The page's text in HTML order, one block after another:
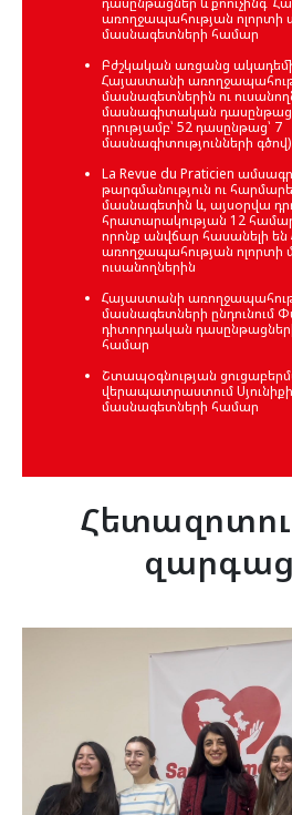
առողջապահության ոլորտի
մասնագետների համար
Բժշկական առցանց
Հայաստանի
մասնագետներին ու
մասնագիտական
դրությամբ՝ 52 դասընթաց՝ 7
մասնագիտությունների գծով)
La Revue du Praticien
թարգմանություն ու
մասնագետին և, այսօրվա
հրատարակության 12
որոնք անվճար հասանելի
առողջապահության ոլորտի
ուսանողներին
Հայաստանի
մասնագետների ընդունում
դիտորդական
համար
Շտապօգնության
վերապատրաստում
մասնագետների համար